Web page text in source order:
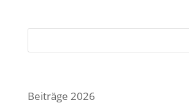
Beiträge 2026